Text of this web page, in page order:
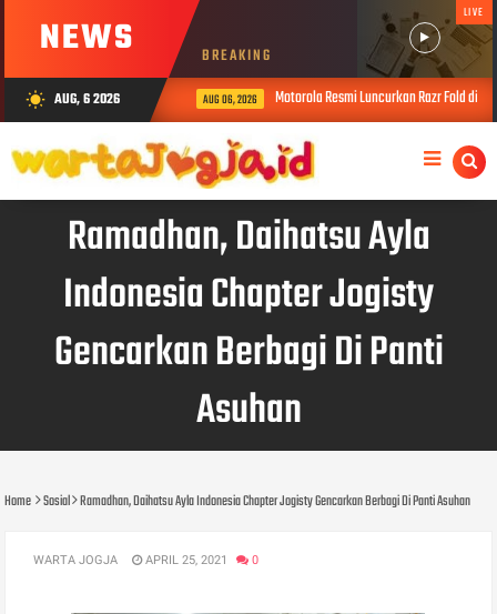
NEWS BREAKING
LIVE
wb_sunny AUG, 6 2026 AUG 06, 2026 Motorola Resmi Luncurkan Razr Fold di
Ramadhan, Daihatsu Ayla
Indonesia Chapter Jogisty
Gencarkan Berbagi Di Panti
Asuhan
Home Sosial Ramadhan, Daihatsu Ayla Indonesia Chapter Jogisty Gencarkan Berbagi Di Panti Asuhan
WARTA JOGJA APRIL 25, 2021 0